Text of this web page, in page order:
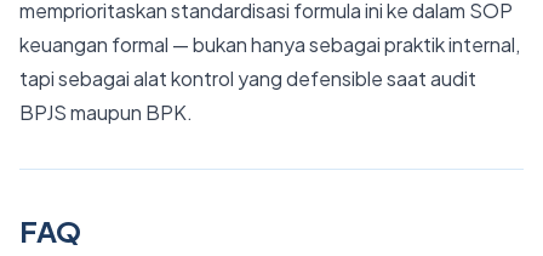
memprioritaskan standardisasi formula ini ke dalam SOP
keuangan formal — bukan hanya sebagai praktik internal,
tapi sebagai alat kontrol yang defensible saat audit
BPJS maupun BPK.
FAQ